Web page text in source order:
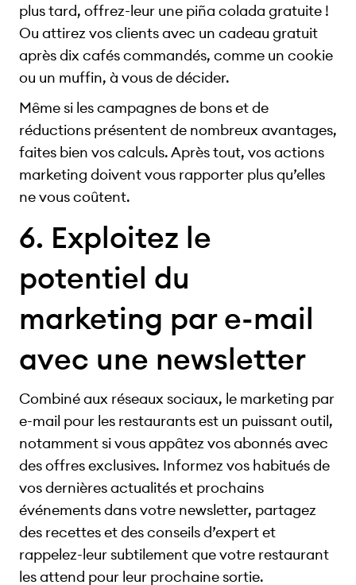
plus tard, offrez-leur une piña colada gratuite !
Ou attirez vos clients avec un cadeau gratuit
après dix cafés commandés, comme un cookie
ou un muffin, à vous de décider.
Même si les campagnes de bons et de
réductions présentent de nombreux avantages,
faites bien vos calculs. Après tout, vos actions
marketing doivent vous rapporter plus qu’elles
ne vous coûtent.
6. Exploitez le
potentiel du
marketing par e-mail
avec une newsletter
Combiné aux réseaux sociaux, le marketing par
e-mail pour les restaurants est un puissant outil,
notamment si vous appâtez vos abonnés avec
des offres exclusives. Informez vos habitués de
vos dernières actualités et prochains
événements dans votre newsletter, partagez
des recettes et des conseils d’expert et
rappelez-leur subtilement que votre restaurant
les attend pour leur prochaine sortie.